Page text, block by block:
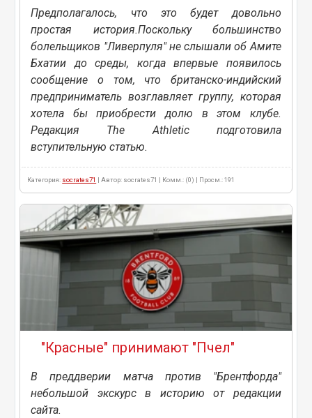
Предполагалось, что это будет довольно
простая история.Поскольку большинство
болельщиков "Ливерпуля" не слышали об Амите
Бхатии до среды, когда впервые появилось
сообщение о том, что британско-индийский
предприниматель возглавляет группу, которая
хотела бы приобрести долю в этом клубе.
Редакция The Athletic подготовила
вступительную статью.
Категория: socrates71 | Автор: socrates71 | Комм.: (0) | Просм.: 191
"Красные" принимают "Пчел"
В преддверии матча против "Брентфорда"
небольшой экскурс в историю от редакции
сайта.